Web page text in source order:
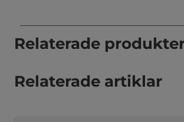
Relaterade
Relaterade artiklar